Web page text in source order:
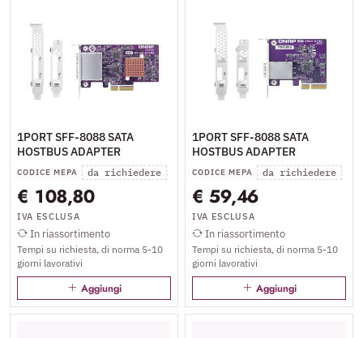
1PORT SFF-8088 SATA
HOSTBUS ADAPTER
CODICE MEPA da richiedere
€ 108,80
IVA ESCLUSA
In riassortimento
Tempi su richiesta, di norma 5-10
giorni lavorativi
Aggiungi
1PORT SFF-8088 SATA
HOSTBUS ADAPTER
CODICE MEPA da richiedere
€ 59,46
IVA ESCLUSA
In riassortimento
Tempi su richiesta, di norma 5-10
giorni lavorativi
Aggiungi